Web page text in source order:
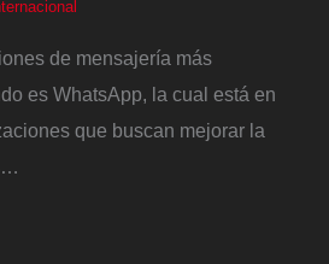
de mensajería más
es WhatsApp, la cual está en
que buscan mejorar la